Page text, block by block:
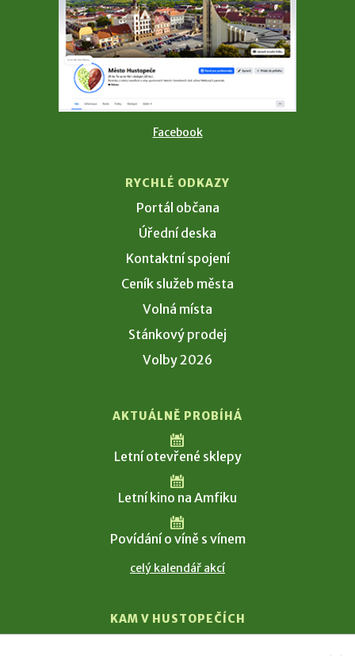
Facebook
RYCHLÉ ODKAZY
Portál občana
Úřední deska
Kontaktní spojení
Ceník služeb města
Volná místa
Stánkový prodej
Volby 2026
AKTUÁLNĚ PROBÍHÁ
Letní otevřené sklepy
Letní kino na Amfiku
Povídání o víně s vínem
celý kalendář akcí
KAM V HUSTOPEČÍCH